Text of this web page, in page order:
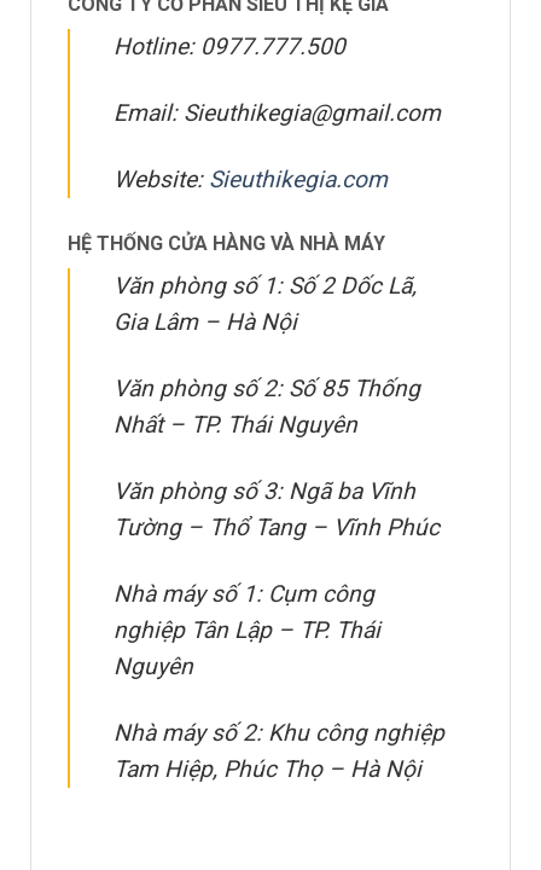
CÔNG TY CỔ PHẦN SIÊU THỊ KỆ GIÁ
Hotline: 0977.777.500
Email: Sieuthikegia@gmail.com
Website: Sieuthikegia.com
HỆ THỐNG CỬA HÀNG VÀ NHÀ MÁY
Văn phòng số 1: Số 2 Dốc Lã,
Gia Lâm – Hà Nội
Văn phòng số 2: Số 85 Thống
Nhất – TP. Thái Nguyên
Văn phòng số 3: Ngã ba Vĩnh
Tường – Thổ Tang – Vĩnh Phúc
Nhà máy số 1: Cụm công
nghiệp Tân Lập – TP. Thái
Nguyên
Nhà máy số 2: Khu công nghiệp
Tam Hiệp, Phúc Thọ – Hà Nội